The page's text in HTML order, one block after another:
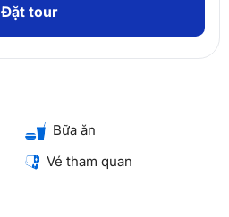
Đặt tour
Bữa ăn
Vé tham quan